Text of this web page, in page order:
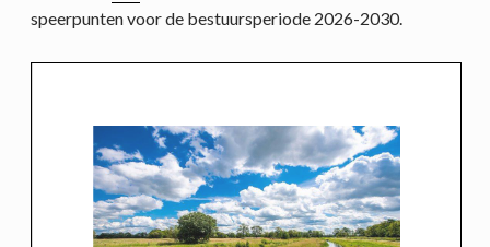
speerpunten voor de bestuursperiode 2026-2030.